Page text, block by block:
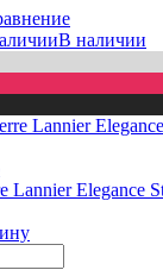
В наличии
Lannier Elegance